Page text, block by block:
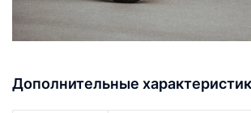
Дополнительные